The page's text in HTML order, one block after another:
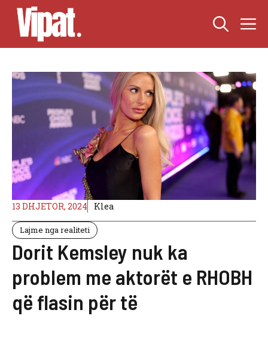
Skip
content
13 DHJETOR, 2024 Klea
Lajme nga realiteti
Dorit Kemsley nuk ka
problem me aktorët e RHOBH
që flasin për të